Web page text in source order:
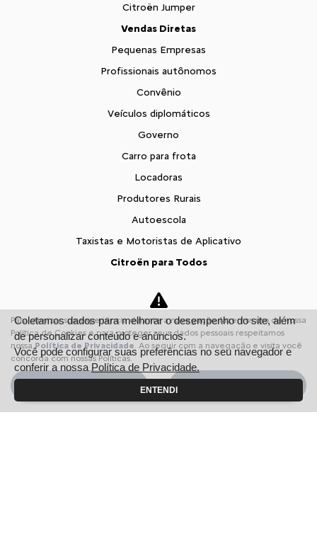
Citroën Jumper
Vendas Diretas
Pequenas Empresas
Profissionais autônomos
Convênio
Veículos diplomáticos
Governo
Carro para frota
Locadoras
Produtores Rurais
Autoescola
Taxistas e Motoristas de Aplicativo
Citroën para Todos
Consórcio
Seguros
Simulador de Financiamento
Pós vendas
Citroën Citizen
Revisões
Para otimizar sua experiência durante a navegação, fazemos uso de nossa
Política de Cookies e para proteger seus dados pessoais respeitamos
nossaPolítica de Privacidade. Ao seguir com a navegação e visita você
concorda com nossas Políticas.
Coletamos dados para melhorar o desempenho do site, além
de personalizar conteúdo e anúncios.
Você pode configurar suas preferências no seu navegador e
conferir a nossa Política de Privacidade.
ENTENDI